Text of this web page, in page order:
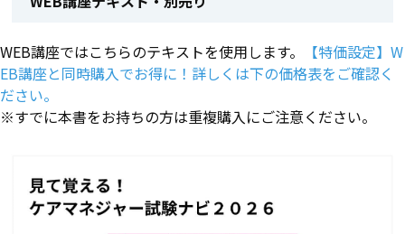
WEB講座ではこちらのテキストを使用します。
【特価設定】W
EB講座と同時購入でお得に！詳しくは下の価格表をご確認く
ださい。
※すでに本書をお持ちの方は重複購入にご注意ください。